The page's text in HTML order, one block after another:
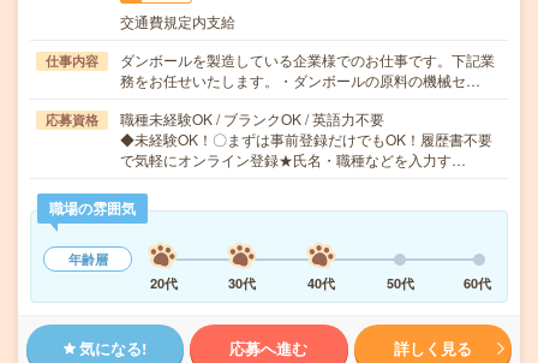
交通費規定内支給
仕事内容
ダンボールを製造している企業様でのお仕事です。下記業
務をお任せいたします。・ダンボールの原料の機械セ…
応募資格
職種未経験OK / ブランクOK / 英語力不要
◆未経験OK！〇まずは事前登録だけでもOK！履歴書不要
で気軽にオンライン登録★氏名・職種などを入力す…
職場の雰囲気
年齢層
20代
30代 40代 50代 60代
気になる! 応募へ進む 詳しく見る